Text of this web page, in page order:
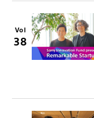
Vol
38